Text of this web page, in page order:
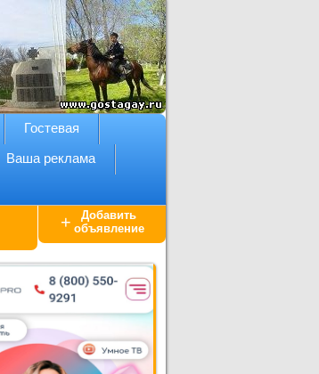
Гостевая
Ваша реклама
+
Добавить
объявление